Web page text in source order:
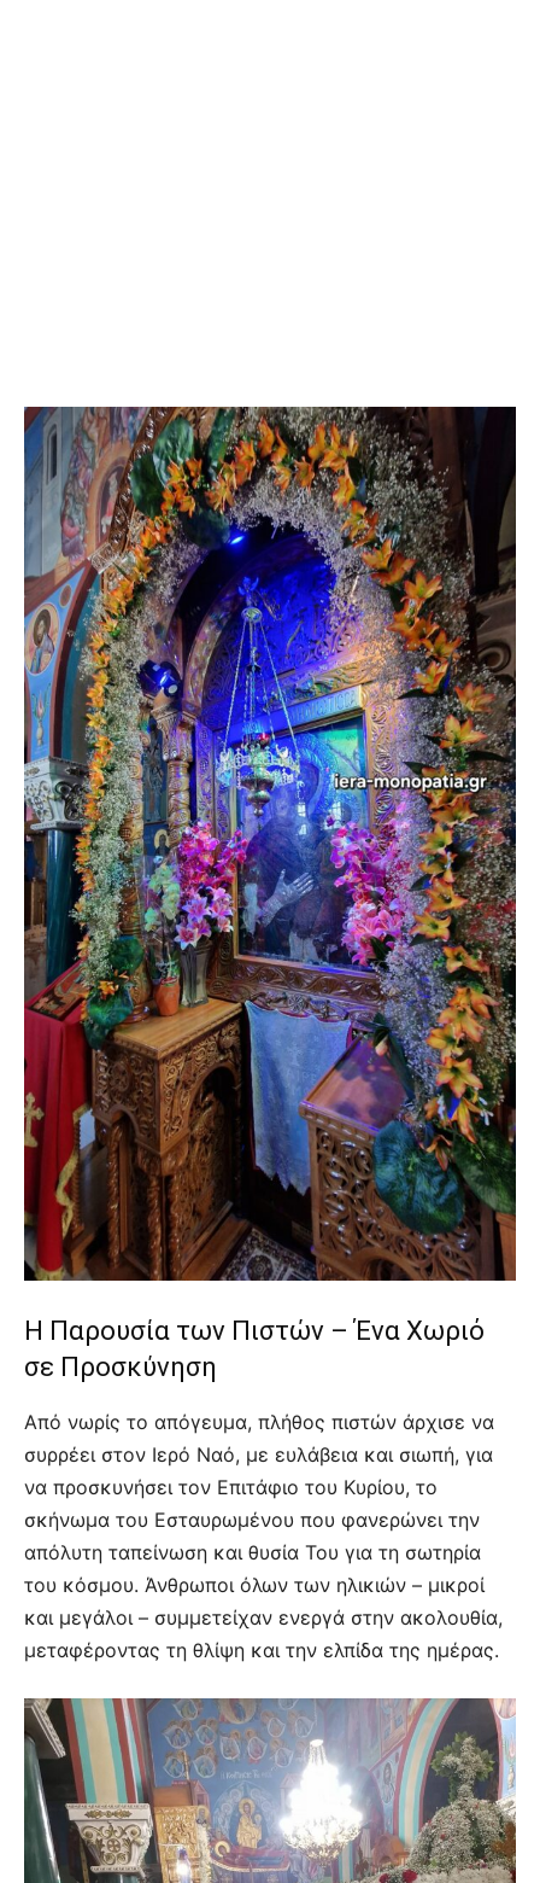
Η Παρουσία των Πιστών – Ένα Χωριό
σε Προσκύνηση
Από νωρίς το απόγευμα, πλήθος πιστών άρχισε να
συρρέει στον Ιερό Ναό, με ευλάβεια και σιωπή, για
να προσκυνήσει τον Επιτάφιο του Κυρίου, το
σκήνωμα του Εσταυρωμένου που φανερώνει την
απόλυτη ταπείνωση και θυσία Του για τη σωτηρία
του κόσμου. Άνθρωποι όλων των ηλικιών – μικροί
και μεγάλοι – συμμετείχαν ενεργά στην ακολουθία,
μεταφέροντας τη θλίψη και την ελπίδα της ημέρας.